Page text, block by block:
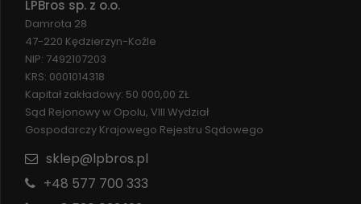
LPBros sp. z o.o.
Damrota 28
47-220 Kędzierzyn-Koźle
NIP: 7492107203
KRS: 0001014318
Kapitał zakładowy: 50 000,00 ZŁ
Sąd Rejonowy w Opolu, VIII Wydział
Gospodarczy Krajowego Rejestru Sądowego
sklep@lpbros.pl
+48 577 700 333